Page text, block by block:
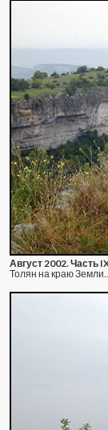
Август 2002. Часть
Толян на краю